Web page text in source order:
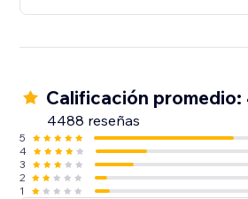
automatizados cuando haya
programas de fidelización y más.
Calificación promedio:
4488 reseñas
5
4
3
2
1